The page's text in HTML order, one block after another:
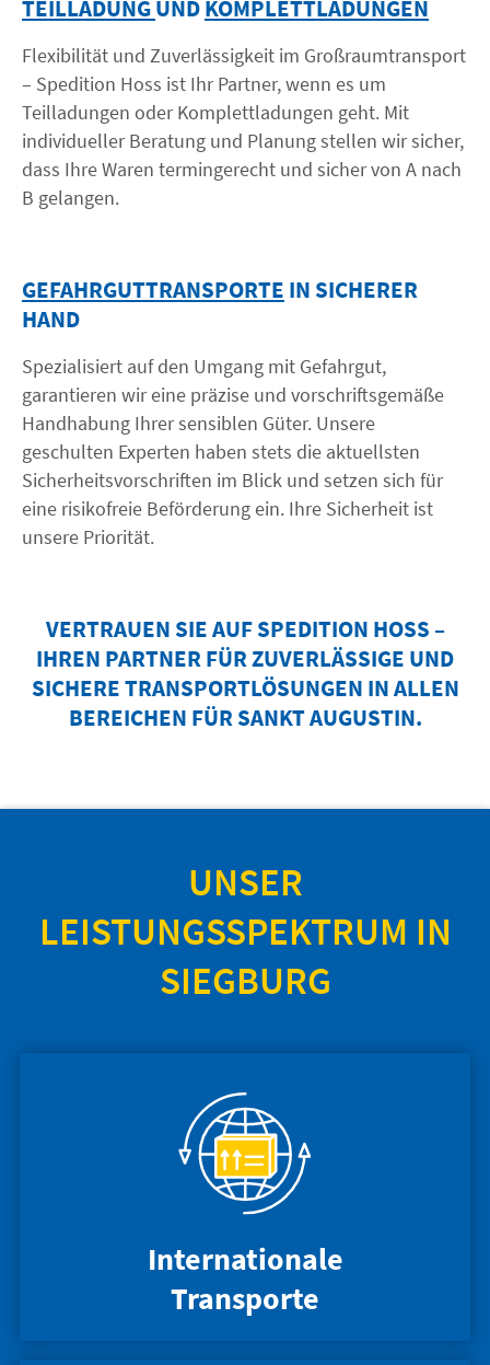
TEILLADUNGUNDKOMPLETTLADUNGEN
Flexibilität und Zuverlässigkeit im Großraumtransport
– Spedition Hoss ist Ihr Partner, wenn es um
Teilladungen oder Komplettladungen geht. Mit
individueller Beratung und Planung stellen wir sicher,
dass Ihre Waren termingerecht und sicher von A nach
B gelangen.
GEFAHRGUTTRANSPORTE IN SICHERER
HAND
Spezialisiert auf den Umgang mit Gefahrgut,
garantieren wir eine präzise und vorschriftsgemäße
Handhabung Ihrer sensiblen Güter. Unsere
geschulten Experten haben stets die aktuellsten
Sicherheitsvorschriften im Blick und setzen sich für
eine risikofreie Beförderung ein. Ihre Sicherheit ist
unsere Priorität.
VERTRAUEN SIE AUF SPEDITION HOSS –
IHREN PARTNER FÜR ZUVERLÄSSIGE UND
SICHERE TRANSPORTLÖSUNGEN IN ALLEN
BEREICHEN FÜR SANKT AUGUSTIN.
UNSER
LEISTUNGSSPEKTRUM IN
SIEGBURG
Internationale
Transporte